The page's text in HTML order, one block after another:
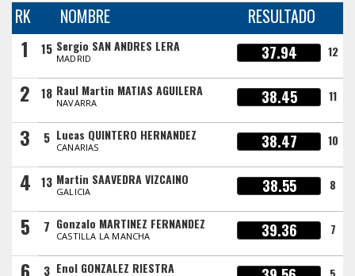
RK NOMBRE RESULTADO
1 15 Sergio SAN ANDRES LERA
MADRID 37.94 12
2 18 Raul Martin MATIAS AGUILERA
NAVARRA 38.45 11
3 5 Lucas QUINTERO HERNANDEZ
CANARIAS 38.47 10
4 13 Martin SAAVEDRA VIZCAINO
GALICIA 38.55 8
5 7 Gonzalo MARTINEZ FERNANDEZ
CASTILLA LA MANCHA 39.36 7
3 Enol GONZALEZ RIESTRA